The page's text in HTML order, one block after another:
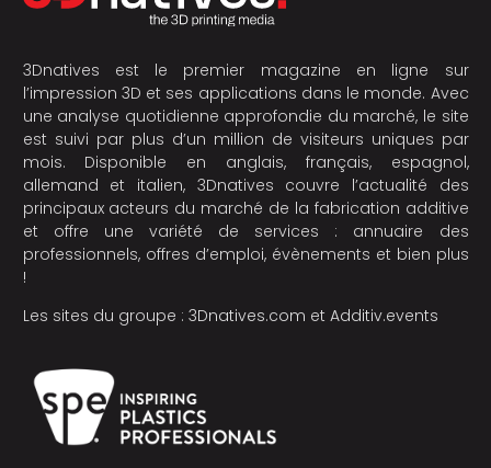
3Dnatives est le premier magazine en ligne sur
l’impression 3D et ses applications dans le monde. Avec
une analyse quotidienne approfondie du marché, le site
est suivi par plus d’un million de visiteurs uniques par
mois. Disponible en anglais, français, espagnol,
allemand et italien, 3Dnatives couvre l’actualité des
principaux acteurs du marché de la fabrication additive
et offre une variété de services : annuaire des
professionnels, offres d’emploi, évènements et bien plus
!
Les sites du groupe : 3Dnatives.com et Additiv.events